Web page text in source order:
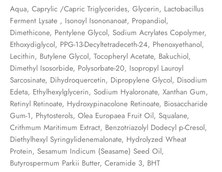
Aqua, Caprylic /Capric Triglycerides, Glycerin, Lactobacillus
Ferment Lysate , Isonoyl Isononanoat, Propandiol,
Dimethicone, Pentylene Glycol, Sodium Acrylates Copolymer,
Ethoxydiglycol, PPG-13-Decyltetradeceth-24, Phenoxyethanol,
Lecithin, Butylene Glycol, Tocopheryl Acetate, Bakuchiol,
Dimethyl Isosorbide, Polysorbatе-20, Isopropyl Lauroyl
Sarcosinate, Dihydroquercetin, Dipropylene Glycol, Disodium
Edeta, Ethylhexylglycerin, Sodium Hyaloronate, Xanthan Gum,
Retinyl Retinoate, Hydroxypinacolone Retinoate, Biosaccharide
Gum-1, Phytosterols, Olea Europaea Fruit Oil, Squalane,
Crithmum Maritimum Extract, Benzotriazolyl Dodecyl p-Cresol,
Diethylhexyl Syringylidenemalonate, Hydrolyzed Wheat
Protein, Sesamum Indicum (Seasame) Seed Oil,
Butyrospermum Parkii Butter, Ceramide 3, BHT